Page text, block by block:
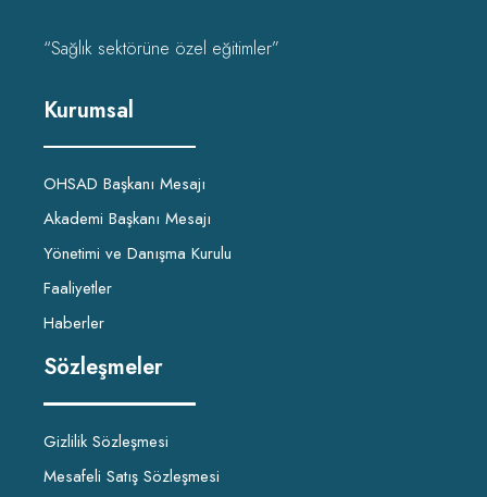
“Sağlık sektörüne özel eğitimler”
Kurumsal
OHSAD Başkanı Mesajı
Akademi Başkanı Mesajı
Yönetimi ve Danışma Kurulu
Faaliyetler
Haberler
Sözleşmeler
Gizlilik Sözleşmesi
Mesafeli Satış Sözleşmesi